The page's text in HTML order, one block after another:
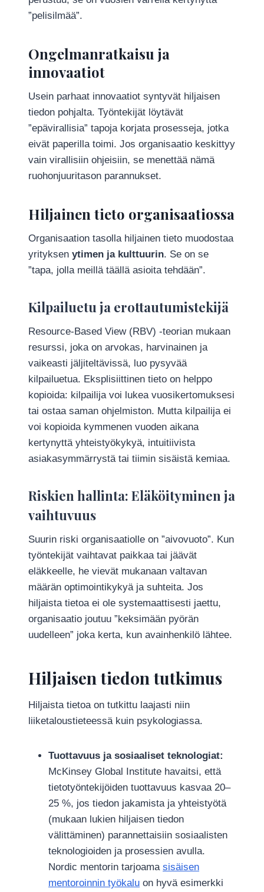
”pelisilmää”.
Ongelmanratkaisu ja
innovaatiot
Usein parhaat innovaatiot syntyvät hiljaisen
tiedon pohjalta. Työntekijät löytävät
”epävirallisia” tapoja korjata prosesseja, jotka
eivät paperilla toimi. Jos organisaatio keskittyy
vain virallisiin ohjeisiin, se menettää nämä
ruohonjuuritason parannukset.
Hiljainen tieto organisaatiossa
Organisaation tasolla hiljainen tieto muodostaa
yrityksen ytimen ja kulttuurin. Se on se
”tapa, jolla meillä täällä asioita tehdään”.
Kilpailuetu ja erottautumistekijä
Resource-Based View (RBV) -teorian mukaan
resurssi, joka on arvokas, harvinainen ja
vaikeasti jäljiteltävissä, luo pysyvää
kilpailuetua. Eksplisiittinen tieto on helppo
kopioida: kilpailija voi lukea vuosikertomuksesi
tai ostaa saman ohjelmiston. Mutta kilpailija ei
voi kopioida kymmenen vuoden aikana
kertynyttä yhteistyökykyä, intuitiivista
asiakasymmärrystä tai tiimin sisäistä kemiaa.
Riskien hallinta: Eläköityminen ja
vaihtuvuus
Suurin riski organisaatiolle on ”aivovuoto”. Kun
työntekijät vaihtavat paikkaa tai jäävät
eläkkeelle, he vievät mukanaan valtavan
määrän optimointikykyä ja suhteita. Jos
hiljaista tietoa ei ole systemaattisesti jaettu,
organisaatio joutuu ”keksimään pyörän
uudelleen” joka kerta, kun avainhenkilö lähtee.
Hiljaisen tiedon tutkimus
Hiljaista tietoa on tutkittu laajasti niin
liiketaloustieteessä kuin psykologiassa.
Tuottavuus ja sosiaaliset teknologiat:
McKinsey Global Institute havaitsi, että
tietotyöntekijöiden tuottavuus kasvaa 20–
25 %, jos tiedon jakamista ja yhteistyötä
(mukaan lukien hiljaisen tiedon
välittäminen) parannettaisiin sosiaalisten
teknologioiden ja prosessien avulla.
Nordic mentorin tarjoama sisäisen
mentoroinnin työkalu on hyvä esimerkki